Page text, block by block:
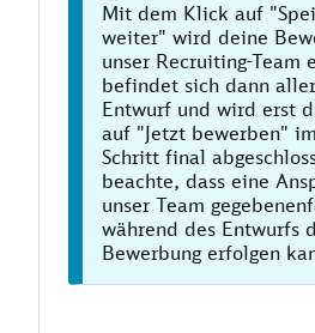
Mit dem Klick auf
weiter" wird deine
unser Recruiting-Team
befindet sich dann
Entwurf und wird erst
auf "Jetzt bewerben"
Schritt final
beachte, dass eine
unser Team
während des Entwurfs
Bewerbung erfolgen